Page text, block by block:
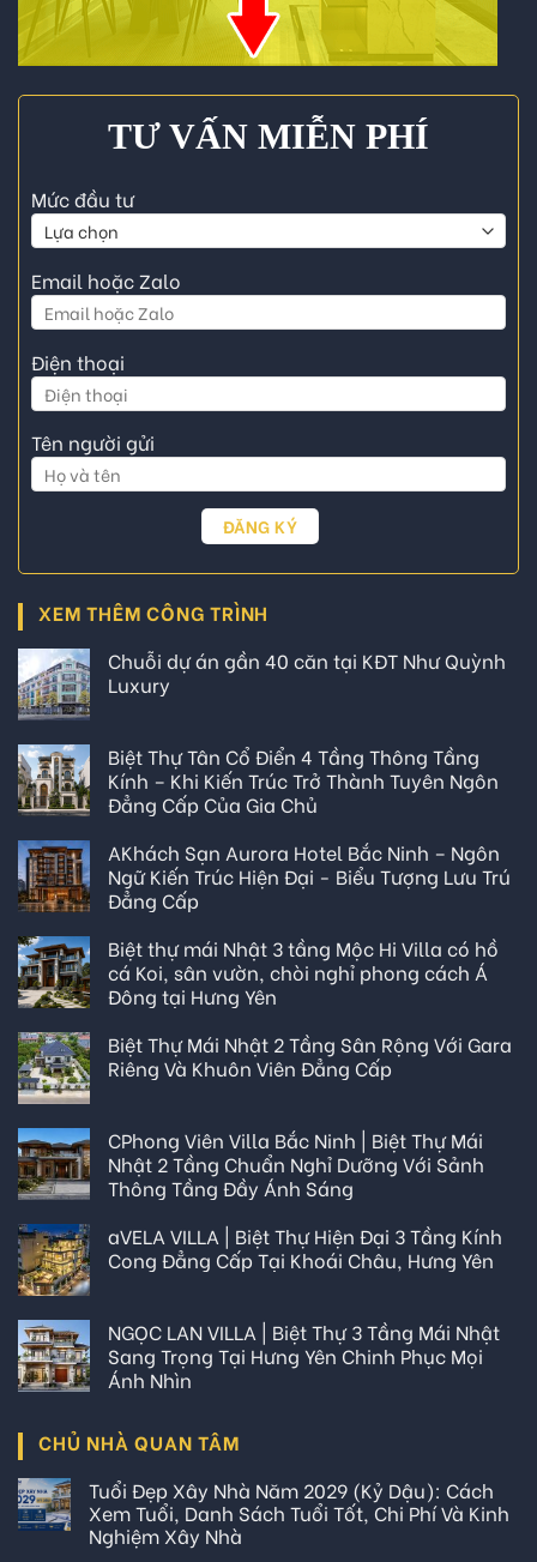
TƯ VẤN MIỄN PHÍ
Mức đầu tư
Email hoặc Zalo
Điện thoại
Tên người gửi
XEM THÊM CÔNG TRÌNH
Chuỗi dự án gần 40 căn tại KĐT Như Quỳnh
Luxury
Biệt Thự Tân Cổ Điển 4 Tầng Thông Tầng
Kính – Khi Kiến Trúc Trở Thành Tuyên Ngôn
Đẳng Cấp Của Gia Chủ
AKhách Sạn Aurora Hotel Bắc Ninh – Ngôn
Ngữ Kiến Trúc Hiện Đại - Biểu Tượng Lưu Trú
Đẳng Cấp
Biệt thự mái Nhật 3 tầng Mộc Hi Villa có hồ
cá Koi, sân vườn, chòi nghỉ phong cách Á
Đông tại Hưng Yên
Biệt Thự Mái Nhật 2 Tầng Sân Rộng Với Gara
Riêng Và Khuôn Viên Đẳng Cấp
CPhong Viên Villa Bắc Ninh | Biệt Thự Mái
Nhật 2 Tầng Chuẩn Nghỉ Dưỡng Với Sảnh
Thông Tầng Đầy Ánh Sáng
aVELA VILLA | Biệt Thự Hiện Đại 3 Tầng Kính
Cong Đẳng Cấp Tại Khoái Châu, Hưng Yên
NGỌC LAN VILLA | Biệt Thự 3 Tầng Mái Nhật
Sang Trọng Tại Hưng Yên Chinh Phục Mọi
Ánh Nhìn
CHỦ NHÀ QUAN TÂM
Tuổi Đẹp Xây Nhà Năm 2029 (Kỷ Dậu): Cách
Xem Tuổi, Danh Sách Tuổi Tốt, Chi Phí Và Kinh
Nghiệm Xây Nhà